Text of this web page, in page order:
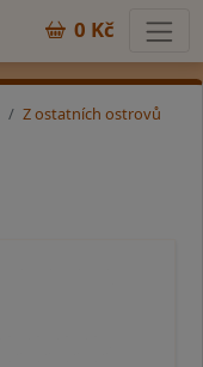
0 Kč
Z ostatních ostrovů